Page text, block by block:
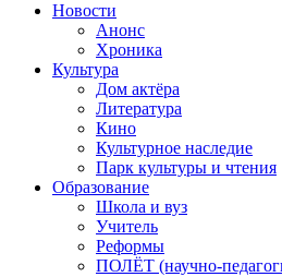
Новости
Анонс
Хроника
Культура
Дом актёра
Литература
Кино
Культурное наследие
Парк культуры и чтения
Образование
Школа и вуз
Учитель
Реформы
ПОЛЁТ (научно-